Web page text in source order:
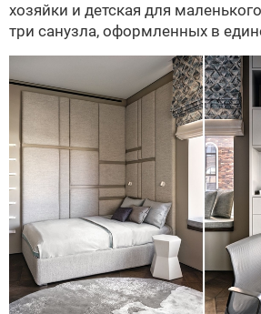
хозяйки и детская для
три санузла, оформленных в